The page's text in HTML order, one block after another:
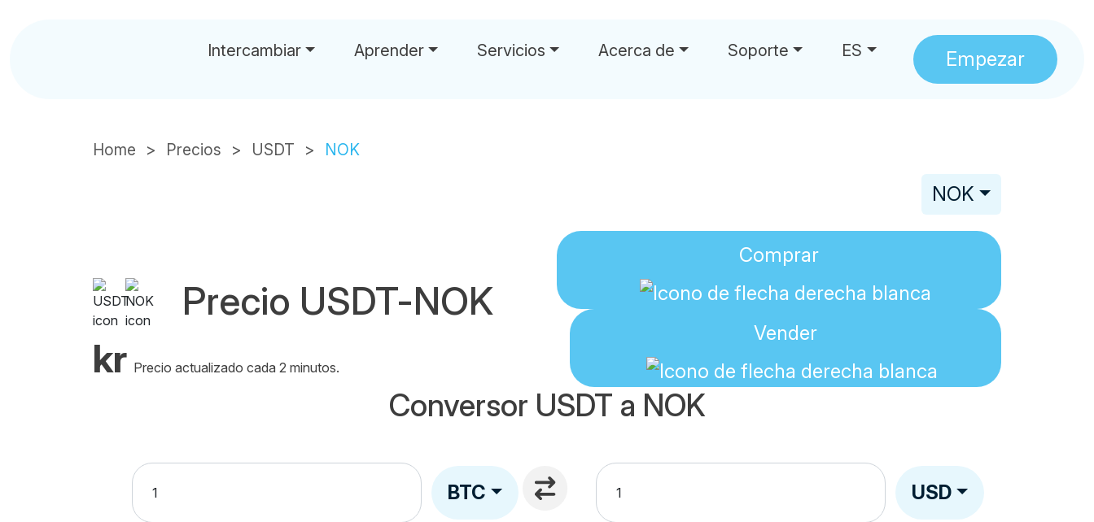
Intercambiar Aprender Servicios Acerca de Soporte ES Empezar
Home Precios USDT NOK
Precio USDT-NOK
kr Precio actualizado cada 2 minutos.
NOK
Comprar
Vender
Conversor USDT a NOK
BTC USD